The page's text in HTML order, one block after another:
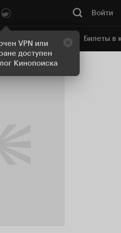
VPN или
доступен
Кинопоиска
Войти
кинотеатр Билеты в